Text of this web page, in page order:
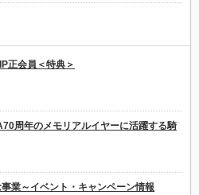
正会員＜特典＞
周年のメモリアルイヤーに活躍する騎
業～イベント・キャンペーン情報